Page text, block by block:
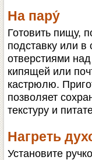
На пару́
Готовить пищу,
подставку или в
отверстиями
кипящей или
кастрюлю.
позволяет
текстуру и
Нагреть
Установите